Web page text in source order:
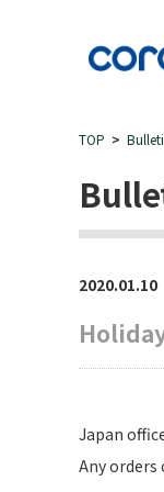
TOP
2020.01.10
Japan
Any orders